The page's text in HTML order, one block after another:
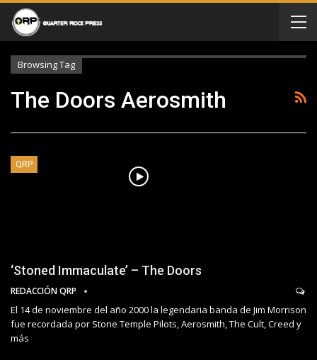
Browsing Tag
The Doors Aerosmith
QRP
‘Stoned Immaculate’ – The Doors
REDACCIÓN QRP
El 14 de noviembre del año 2000 la legendaria banda de Jim Morrison
fue recordada por Stone Temple Pilots, Aerosmith, The Cult, Creed y
más